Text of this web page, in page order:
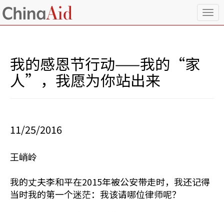
T
o
我的感恩节行动——我的“家
人”，我愿为你站出来
11/25/2016
王峭岭
我的丈夫李和平在2015年被公安带走时，我还记得
当时我的第一个迷茫：我该请哪位律师呢？